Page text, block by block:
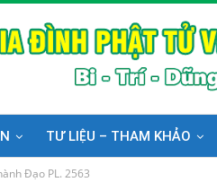
TƯ LIỆU – THAM KHẢO
Đạo PL. 2563